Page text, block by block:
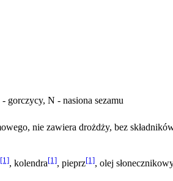
gorczycy, N - nasiona sezamu
nie zawiera drożdży, bez
[1], kolendra[1], pieprz[1], olej